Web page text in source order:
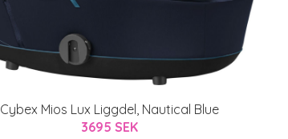
Cybex Mios Lux Liggdel, Nautical Blue
3695 SEK